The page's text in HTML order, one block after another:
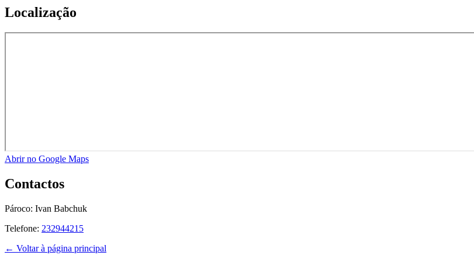
Localização
Abrir no Google Maps
Contactos
Pároco: Ivan Babchuk
Telefone: 232944215
← Voltar à página principal